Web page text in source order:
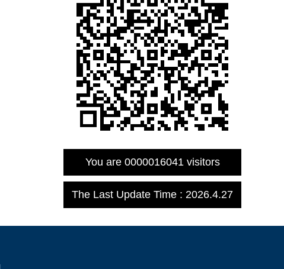
You are 0000016041visitors
The Last Update Time : 2026.4.27